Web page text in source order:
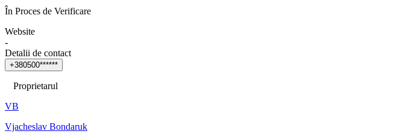
În Proces de Verificare
Website
-
Detalii de contact
+380500******
Proprietarul
VB
Vjacheslav Bondaruk